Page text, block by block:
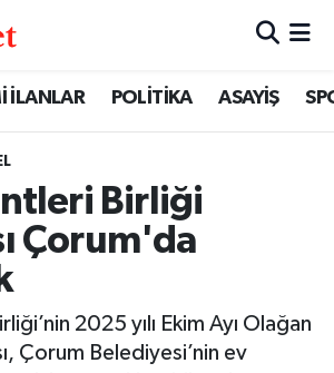
İLANLAR POLİTİKA ASAYİŞ
Birliği
Çorum'da
2025 yılı Ekim Ayı Olağan
Çorum Belediyesi’nin ev
Vakitleri
Durumu ve Fikstür